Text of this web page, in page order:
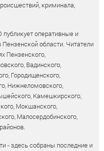
криминала,
оперативные и
области. Читатели
Пензенского,
Вадинского,
Городищенского,
Нижнеломовского,
Камешкирского,
Мокшанского,
Малосердобинского,
- здесь собраны последние и